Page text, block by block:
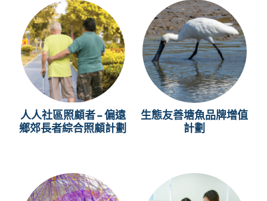
人人社區照顧者 – 偏遠
鄉郊長者綜合照顧計劃
生態友善塘魚品牌增值
計劃